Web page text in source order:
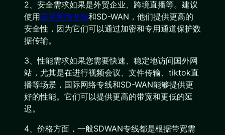
2、安全需求如果是外贸企业、跨境直播等。建议
使用国际网络专线和SD-WAN，他们提供更高的
安全性，因为它们可以通过加密和专用通道保护数
据传输。
3、性能需求如果您需要快速、稳定地访问国外网
站，尤其是在进行视频会议、文件传输、tiktok直
播等场景，国际网络专线和SD-WAN能够提供更
好的性能。它们可以提供更高的带宽和更低的延
迟。
4、价格方面，一般SDWAN专线都是根据带宽需